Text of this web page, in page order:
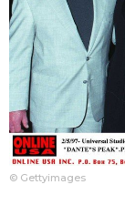
© Gettyimages